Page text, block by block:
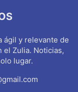
ágil y relevante de
el Zulia. Noticias,
lugar.